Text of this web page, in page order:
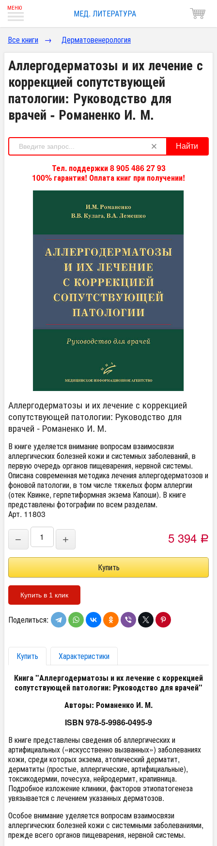
МЕД. ЛИТЕРАТУРА
Все книги → Дерматовенерология
Аллергодерматозы и их лечение с
коррекцией сопутствующей
патологии: Руководство для
врачей - Романенко И. М.
Найти
Тел. поддержки 8 905 486 27 93
100% гарантия! Оплата книг при получении!
Аллергодерматозы и их лечение с коррекцией
сопутствующей патологии: Руководство для
врачей - Романенко И. М.
В книге уделяется внимание вопросам взаимосвязи
аллергических болезней кожи и системных заболеваний, в
первую очередь органов пищеварения, нервной системы.
Описана современная методика лечения аллергодерматозов и
фоновой патологии, в том числе тяжелых форм аллергии
(отек Квинке, герпетиформная экзема Капоши). В книге
представлены фотографии по всем разделам.
Арт. 11803
− + 5 394 Р
Купить в 1 клик
Поделиться:
Купить
Характеристики
Книга "Аллергодерматозы и их лечение с коррекцией
сопутствующей патологии: Руководство для врачей"
Авторы: Романенко И. М.
ISBN 978-5-9986-0495-9
В книге представлены сведения об аллергических и
артифициальных («искусственно вызванных») заболеваниях
кожи, среди которых экзема, атопический дерматит,
дерматиты (простые, аллергические, артифициальные),
токсикодермии, почесуха, нейродермит, крапивница.
Подробное изложение клиники, факторов этиопатогенеза
увязывается с лечением указанных дерматозов.
Особое внимание уделяется вопросам взаимосвязи
аллергических болезней кожи с системными заболеваниями,
прежде всего органов пищеварения, нервной системы.